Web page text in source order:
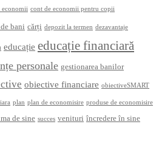
economii cont de economii pentru copii
bani cărți depozit la termen dezavantaje
educație educație financiară
personale gestionarea banilor
obiective financiare obiectiveSMART
plan plan de economisire produse de economisire
de sine succes venituri încredere în sine